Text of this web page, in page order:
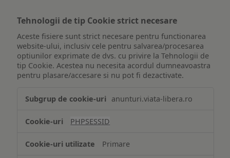
Tehnologii de tip Cookie strict necesare
Aceste fisiere sunt strict necesare pentru functionarea
website-ului, inclusiv cele pentru salvarea/procesarea
optiunilor exprimate de dvs. cu privire la Tehnologii de
tip Cookie. Acestea nu necesita acordul dumneavoastra
pentru plasare/accesare si nu pot fi dezactivate.
de
Cookie
necesare
anunturi.viata-libera.ro
PHPSESSID
Primare